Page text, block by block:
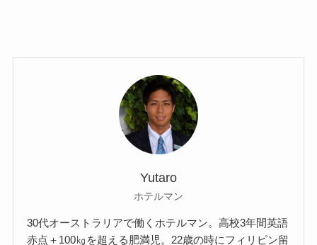
Yutaro
ホテルマン
30代オーストラリアで働くホテルマン。高校3年間英語
赤点＋100㎏を超える肥満児。22歳の時にフィリピン留